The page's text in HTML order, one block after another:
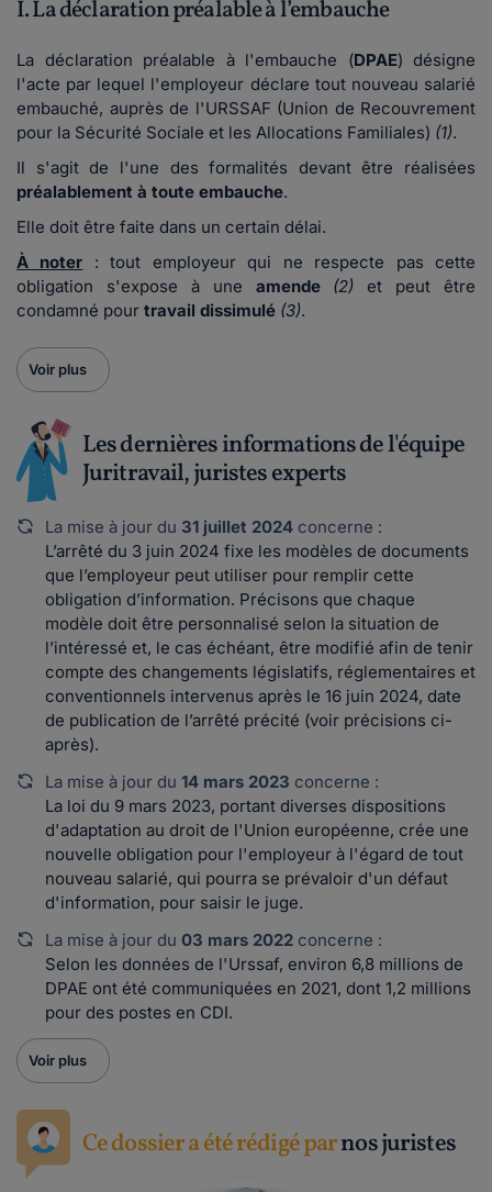
I. La déclaration préalable à l’embauche
La déclaration préalable à l'embauche (DPAE) désigne
l'acte par lequel l'employeur déclare tout nouveau salarié
embauché, auprès de l'URSSAF (Union de Recouvrement
pour la Sécurité Sociale et les Allocations Familiales) (1).
Il s'agit de l'une des formalités devant être réalisées
préalablement à toute embauche.
Elle doit être faite dans un certain délai.
À noter : tout employeur qui ne respecte pas cette
obligation s'expose à une amende(2) et peut être
condamné pour travail dissimulé (3).
Voir plus
Les dernières informations de l'équipe
Juritravail, juristes experts
La mise à jour du 31 juillet 2024 concerne :
L’arrêté du 3 juin 2024 fixe les modèles de documents
que l’employeur peut utiliser pour remplir cette
obligation d’information. Précisons que chaque
modèle doit être personnalisé selon la situation de
l’intéressé et, le cas échéant, être modifié afin de tenir
compte des changements législatifs, réglementaires et
conventionnels intervenus après le 16 juin 2024, date
de publication de l’arrêté précité (voir précisions ci-
après).
La mise à jour du 14 mars 2023 concerne :
La loi du 9 mars 2023, portant diverses dispositions
d'adaptation au droit de l'Union européenne, crée une
nouvelle obligation pour l'employeur à l'égard de tout
nouveau salarié, qui pourra se prévaloir d'un défaut
d'information, pour saisir le juge.
La mise à jour du 03 mars 2022 concerne :
Selon les données de l'Urssaf, environ 6,8 millions de
DPAE ont été communiquées en 2021, dont 1,2 millions
pour des postes en CDI.
Voir plus
Ce dossier a été rédigé parnos juristes